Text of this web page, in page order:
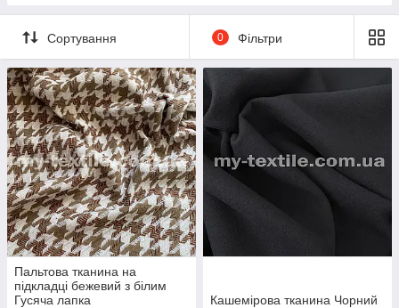
Сортування 0 Фільтри
Пальтова тканина на
підкладці бежевий з білим
Гусяча лапка
Кашемірова тканина Чорний